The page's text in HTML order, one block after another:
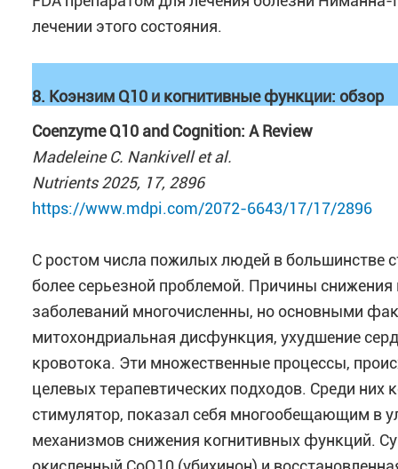
лечении этого состояния.
8. Коэнзим Q10 и когнитивные функции: обзор
Coenzyme Q10 and Cognition: A Review
Madeleine C. Nankivell et al.
Nutrients 2025, 17, 2896
https://www.mdpi.com/2072-6643/17/17/2896
С ростом числа пожилых людей в большинстве
более серьезной проблемой. Причины
заболеваний многочисленны, но основными
митохондриальная дисфункция, ухудшение
кровотока. Эти множественные процессы,
целевых терапевтических подходов. Среди них
стимулятор, показал себя многообещающим в
механизмов снижения когнитивных функций.